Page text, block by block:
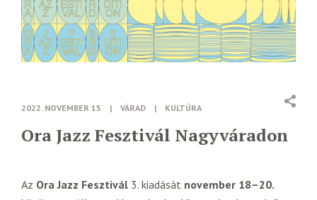
2022. NOVEMBER 15 | VÁRAD | KULTÚRA
Ora Jazz Fesztivál Nagyváradon
Az Ora Jazz Fesztivál 3. kiadását november 18–20.